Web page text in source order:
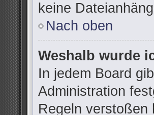
keine
Nach oben
Weshalb wurde
In jedem Board
Administration
Regeln verstoßen